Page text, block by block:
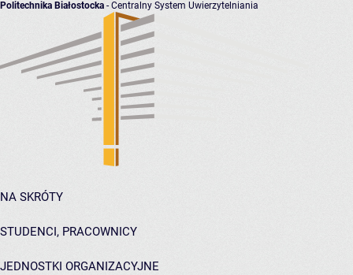
Politechnika Białostocka - Centralny System Uwierzytelniania
NA SKRÓTY
STUDENCI, PRACOWNICY
JEDNOSTKI ORGANIZACYJNE